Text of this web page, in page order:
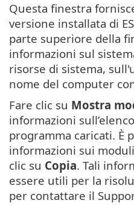
Questa finestra
versione installata di
parte superiore della
informazioni sul
risorse di sistema,
nome del computer
Fare clic su Mostra
informazioni
programma caricati. È
informazioni sui
clic su Copia. Tali
essere utili per la
per contattare il